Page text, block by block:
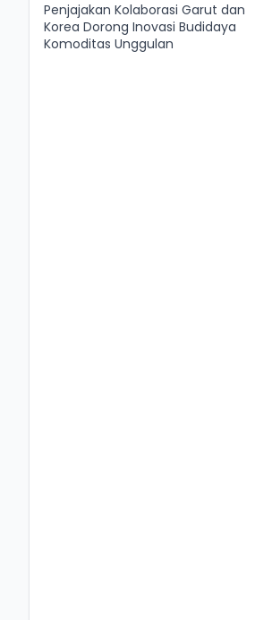
Penjajakan Kolaborasi Garut dan
Korea Dorong Inovasi Budidaya
Komoditas Unggulan